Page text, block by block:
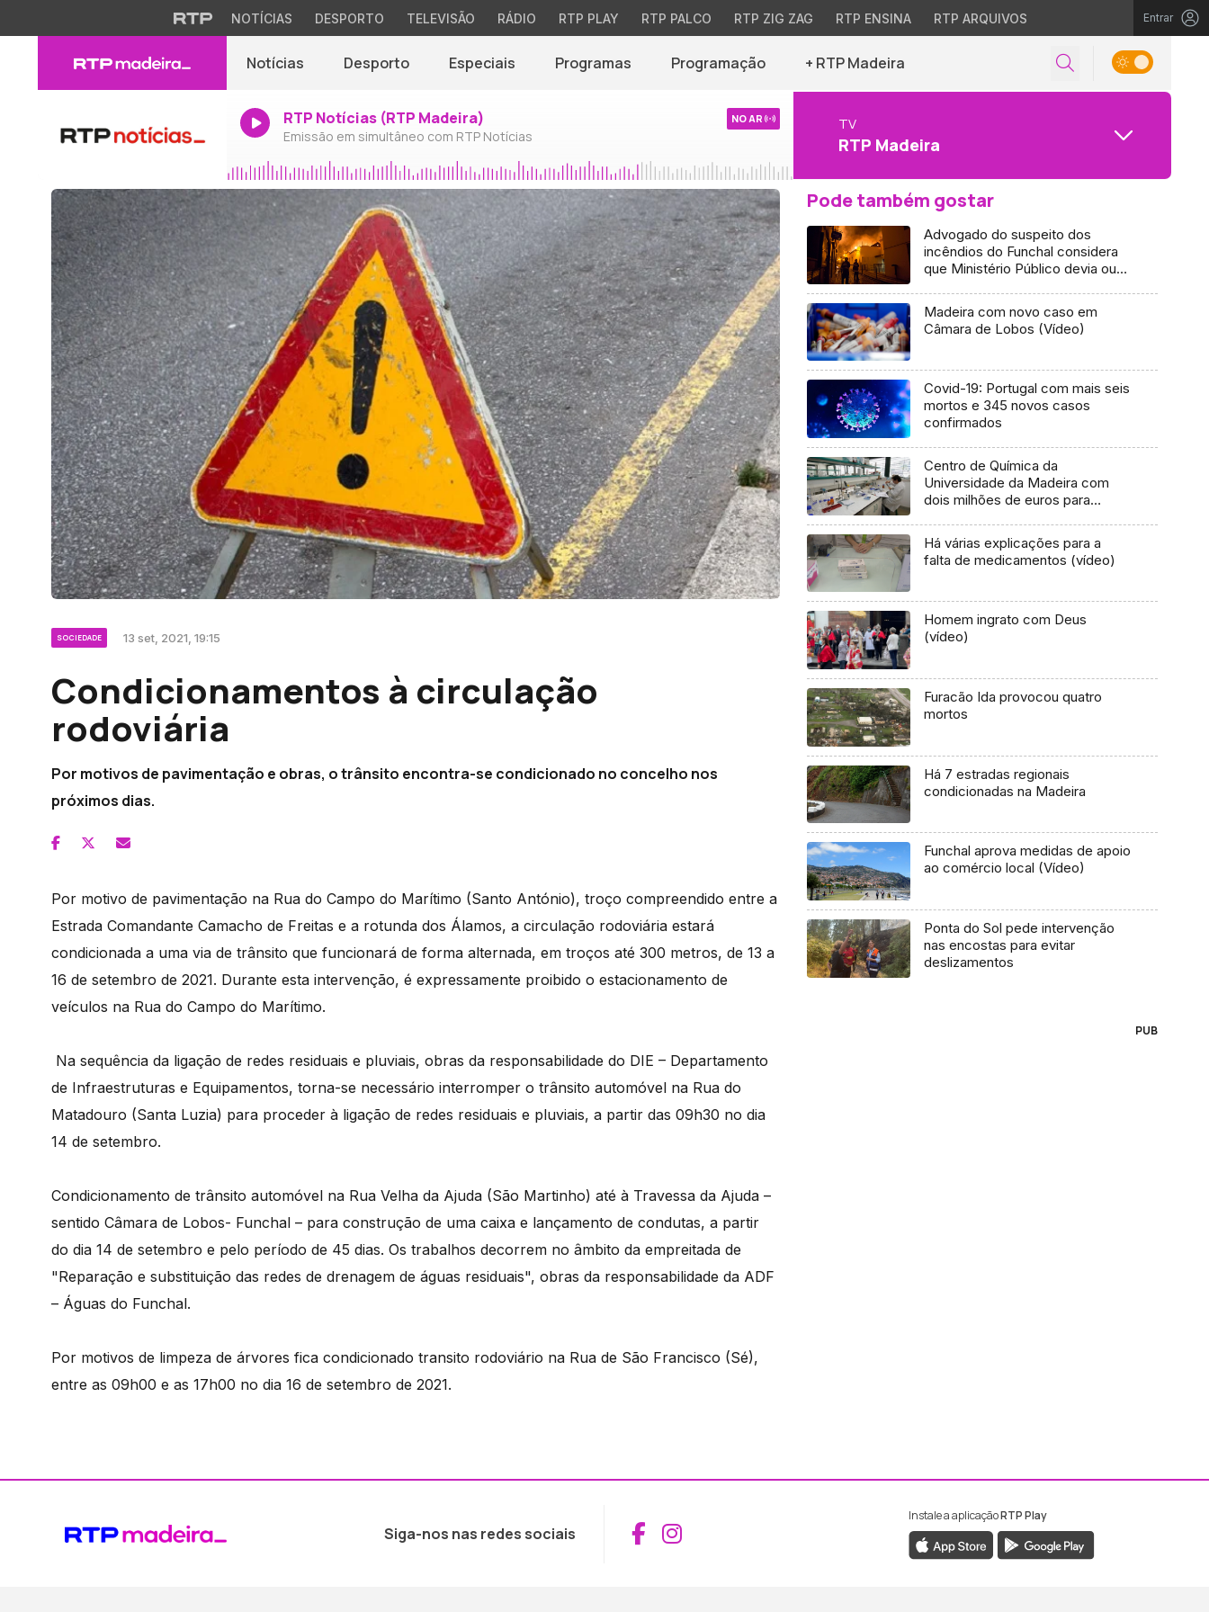
NOTÍCIAS DESPORTO TELEVISÃO RÁDIO RTP PLAY RTP PALCO RTP ZIG ZAG RTP ENSINA RTP ARQUIVOS Entrar
Notícias Desporto Especiais Programas Programação + RTP Madeira
RTP Notícias (RTP Madeira)
Emissão em simultâneo com RTP Notícias
NO AR TV
RTP Madeira
SOCIEDADE 13 set, 2021, 19:15
Condicionamentos à circulação
rodoviária
Por motivos de pavimentação e obras, o trânsito encontra-se condicionado no concelho nos
próximos dias.
Por motivo de pavimentação na Rua do Campo do Marítimo (Santo António), troço compreendido entre a
Estrada Comandante Camacho de Freitas e a rotunda dos Álamos, a circulação rodoviária estará
condicionada a uma via de trânsito que funcionará de forma alternada, em troços até 300 metros, de 13 a
16 de setembro de 2021. Durante esta intervenção, é expressamente proibido o estacionamento de
veículos na Rua do Campo do Marítimo.
Na sequência da ligação de redes residuais e pluviais, obras da responsabilidade do DIE – Departamento
de Infraestruturas e Equipamentos, torna-se necessário interromper o trânsito automóvel na Rua do
Matadouro (Santa Luzia) para proceder à ligação de redes residuais e pluviais, a partir das 09h30 no dia
14 de setembro.
Condicionamento de trânsito automóvel na Rua Velha da Ajuda (São Martinho) até à Travessa da Ajuda –
sentido Câmara de Lobos- Funchal – para construção de uma caixa e lançamento de condutas, a partir
do dia 14 de setembro e pelo período de 45 dias. Os trabalhos decorrem no âmbito da empreitada de
"Reparação e substituição das redes de drenagem de águas residuais", obras da responsabilidade da ADF
– Águas do Funchal.
Por motivos de limpeza de árvores fica condicionado transito rodoviário na Rua de São Francisco (Sé),
entre as 09h00 e as 17h00 no dia 16 de setembro de 2021.
Pode também gostar
Advogado do suspeito dos
incêndios do Funchal considera
que Ministério Público devia ouvir
Madeira com novo caso em
Câmara de Lobos (Vídeo)
Covid-19: Portugal com mais seis
mortos e 345 novos casos
confirmados
Centro de Química da
Universidade da Madeira com
dois milhões de euros para
Há várias explicações para a
falta de medicamentos (vídeo)
Homem ingrato com Deus
(vídeo)
Furacão Ida provocou quatro
mortos
Há 7 estradas regionais
condicionadas na Madeira
Funchal aprova medidas de apoio
ao comércio local (Vídeo)
Ponta do Sol pede intervenção
nas encostas para evitar
deslizamentos
PUB
Siga-nos nas redes sociais Aceder ao Facebook da RTP Madeira
Aceder ao Instagram da RTP Madeira
Instale a aplicaçãoRTP Play